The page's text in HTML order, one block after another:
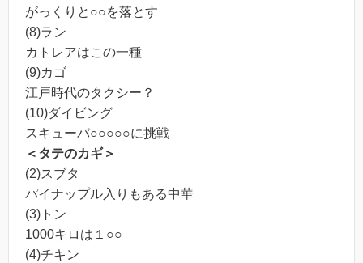
がっくりと○○を落とす
(8)ラン
カトレアはこの一種
(9)カゴ
江戸時代のタクシー？
(10)ダイビング
スキューバ○○○○○に挑戦
＜タテのカギ＞
(2)スブタ
パイナップル入りもある中華
(3)トン
1000キロは１○○
(4)チキン